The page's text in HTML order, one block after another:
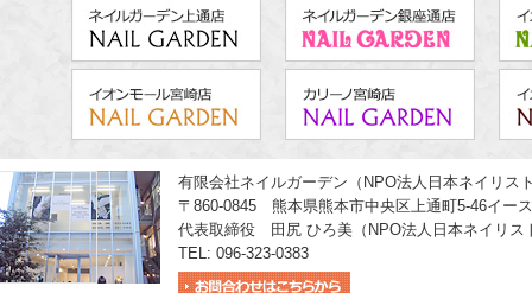
有限会社ネイルガーデン（NPO法人日本ネイリス
〒860-0845 熊本県熊本市中央区上通町5-46イー
代表取締役 田尻 ひろ美（NPO法人日本ネイリス
TEL: 096-323-0383